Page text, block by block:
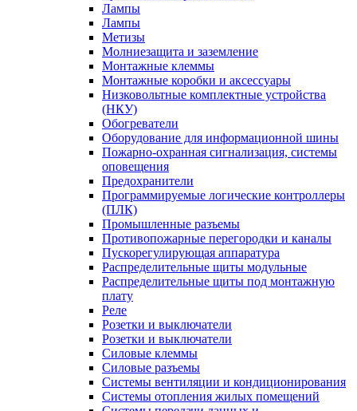
Лампы
Лампы
Метизы
Молниезащита и заземление
Монтажные клеммы
Монтажные коробки и аксессуары
Низковольтные комплектные устройства
(НКУ)
Обогреватели
Оборудование для информационной шины
Пожарно-охранная сигнализация, системы
оповещения
Предохранители
Программируемые логические контроллеры
(ПЛК)
Промышленные разъемы
Противопожарные перегородки и каналы
Пускорегулирующая аппаратура
Распределительные щиты модульные
Распределительные щиты под монтажную
плату
Реле
Розетки и выключатели
Розетки и выключатели
Силовые клеммы
Силовые разъемы
Системы вентиляции и кондиционирования
Системы отопления жилых помещений